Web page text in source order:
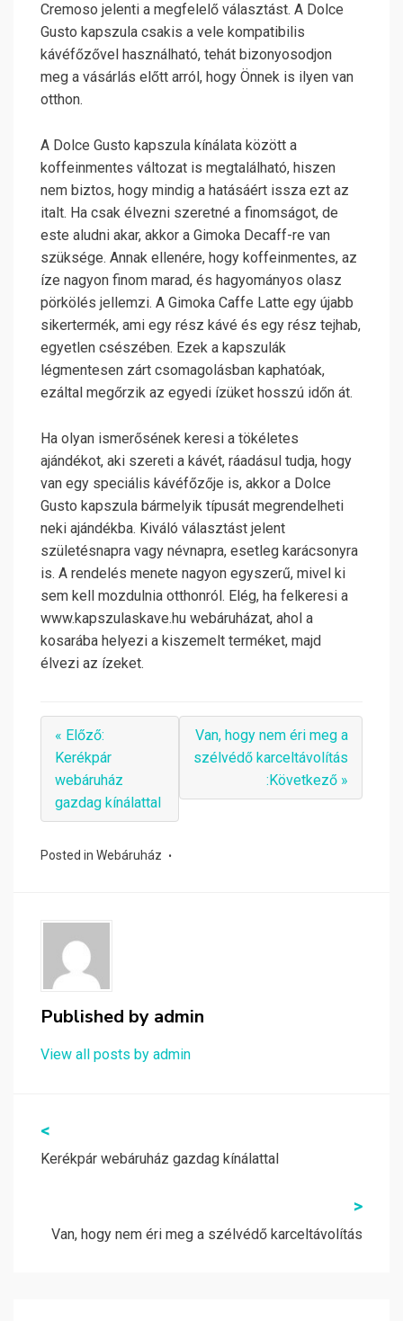
Cremoso jelenti a megfelelő választást. A Dolce
Gusto kapszula csakis a vele kompatibilis
kávéfőzővel használható, tehát bizonyosodjon
meg a vásárlás előtt arról, hogy Önnek is ilyen van
otthon.
A Dolce Gusto kapszula kínálata között a
koffeinmentes változat is megtalálható, hiszen
nem biztos, hogy mindig a hatásáért issza ezt az
italt. Ha csak élvezni szeretné a finomságot, de
este aludni akar, akkor a Gimoka Decaff-re van
szüksége. Annak ellenére, hogy koffeinmentes, az
íze nagyon finom marad, és hagyományos olasz
pörkölés jellemzi. A Gimoka Caffe Latte egy újabb
sikertermék, ami egy rész kávé és egy rész tejhab,
egyetlen csészében. Ezek a kapszulák
légmentesen zárt csomagolásban kaphatóak,
ezáltal megőrzik az egyedi ízüket hosszú időn át.
Ha olyan ismerősének keresi a tökéletes
ajándékot, aki szereti a kávét, ráadásul tudja, hogy
van egy speciális kávéfőzője is, akkor a Dolce
Gusto kapszula bármelyik típusát megrendelheti
neki ajándékba. Kiváló választást jelent
születésnapra vagy névnapra, esetleg karácsonyra
is. A rendelés menete nagyon egyszerű, mivel ki
sem kell mozdulnia otthonról. Elég, ha felkeresi a
www.kapszulaskave.hu webáruházat, ahol a
kosarába helyezi a kiszemelt terméket, majd
élvezi az ízeket.
« Előző:
Kerékpár
webáruház
gazdag kínálattal
Van, hogy nem éri meg a
szélvédő karceltávolítás
:Következő »
Posted in Webáruház
Published by admin
View all posts by admin
Bejegyzés
navigáció
<
Kerékpár webáruház gazdag kínálattal
>
Van, hogy nem éri meg a szélvédő karceltávolítás